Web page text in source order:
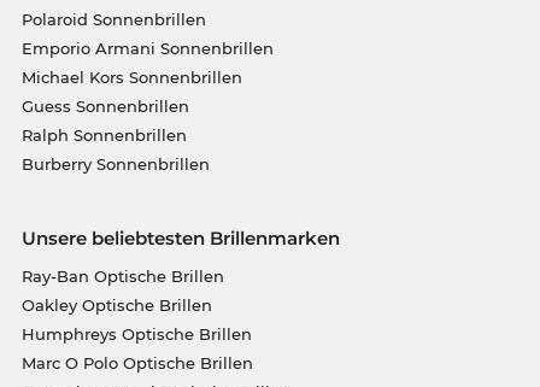
Polaroid Sonnenbrillen
Emporio Armani Sonnenbrillen
Michael Kors Sonnenbrillen
Guess Sonnenbrillen
Ralph Sonnenbrillen
Burberry Sonnenbrillen
Unsere beliebtesten Brillenmarken
Ray-Ban Optische Brillen
Oakley Optische Brillen
Humphreys Optische Brillen
Marc O Polo Optische Brillen